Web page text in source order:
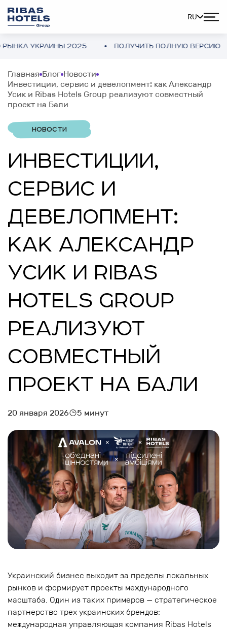
RU
УКРАИНЫ 2025 ПОЛУЧИТЬ ПОЛНУЮ ВЕРСИЮ
Главная Блог Новости
Инвестиции, сервис и девелопмент: как Александр
Усик и Ribas Hotels Group реализуют совместный
проект на Бали
НОВОСТИ
ИНВЕСТИЦИИ,
СЕРВИС И
ДЕВЕЛОПМЕНТ:
КАК АЛЕКСАНДР
УСИК И RIBAS
HOTELS GROUP
РЕАЛИЗУЮТ
СОВМЕСТНЫЙ
ПРОЕКТ НА БАЛИ
20 января 2026 5 минут
Украинский бизнес выходит за пределы локальных
рынков и формирует проекты международного
масштаба. Один из таких примеров — стратегическое
партнерство трех украинских брендов:
международная управляющая компания Ribas Hotels